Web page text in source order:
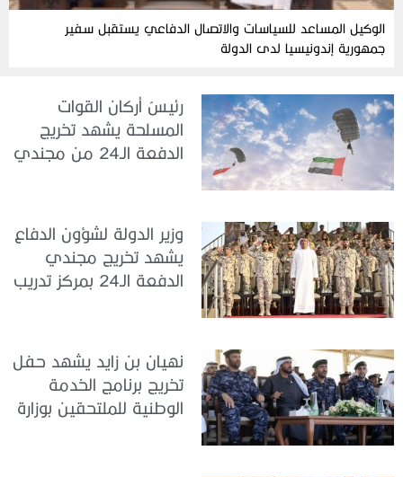
الوكيل المساعد للسياسات والاتصال الدفاعي يستقبل سفير
جمهورية إندونيسيا لدى الدولة
رئيسُ أركان القوات
المسلحة يشهد تخريج
الدفعة الـ24 من مجندي
وزير الدولة لشؤون الدفاع
يشهد تخريج مجندي
الدفعة الـ24 بمركز تدريب
نهيان بن زايد يشهد حفل
تخريج برنامج الخدمة
الوطنية للملتحقين بوزارة